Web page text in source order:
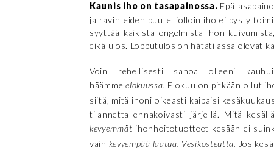
Kaunis iho on tasapainossa.
ja ravinteiden puute, jolloin iho ei pysty
syyttää kaikista ongelmista ihon
eikä ulos. Lopputulos on hätätilassa olevat
Voin rehellisesti sanoa olleeni
häämmeelokuussa. Elokuu on pitkään ollut
siitä, mitä ihoni oikeasti kaipaisi
tilannetta ennakoivasti järjellä. Mitä
kevyemmät ihonhoitotuotteet kesään ei
vain kevyempää laatua. Vesikosteutta. Jos